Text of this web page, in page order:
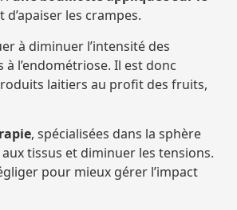
les crampes.
à diminuer l’intensité des
l’endométriose. Il est donc
laitiers au profit des fruits,
, spécialisées dans la sphère
tissus et diminuer les tensions.
pour mieux gérer l’impact